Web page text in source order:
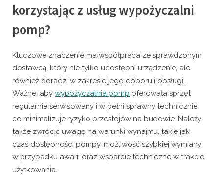
korzystając z usług wypożyczalni
pomp?
Kluczowe znaczenie ma współpraca ze sprawdzonym
dostawcą, który nie tylko udostępni urządzenie, ale
również doradzi w zakresie jego doboru i obsługi.
Ważne, aby wypożyczalnia pomp oferowała sprzęt
regularnie serwisowany i w pełni sprawny technicznie,
co minimalizuje ryzyko przestojów na budowie. Należy
także zwrócić uwagę na warunki wynajmu, takie jak
czas dostępności pompy, możliwość szybkiej wymiany
w przypadku awarii oraz wsparcie techniczne w trakcie
użytkowania.